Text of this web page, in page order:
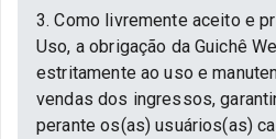
3. Como livremente aceito e
Uso, a obrigação da Guichê
estritamente ao uso e
vendas dos ingressos,
perante os(as) usuários(as)